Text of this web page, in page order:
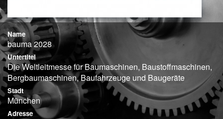
Name
bauma 2028
Untertitel
Die Weltleitmesse für Baumaschinen, Baustoffmaschinen,
Bergbaumaschinen, Baufahrzeuge und Baugeräte
Stadt
München
Adresse